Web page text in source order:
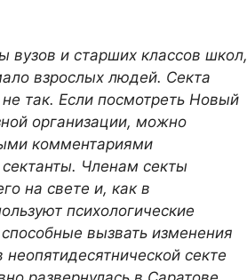
и старших классов школ,
взрослых людей. Секта
так. Если посмотреть Новый
организации, можно
комментариями
Членам секты
на свете и, как в
психологические
вызвать изменения
секте